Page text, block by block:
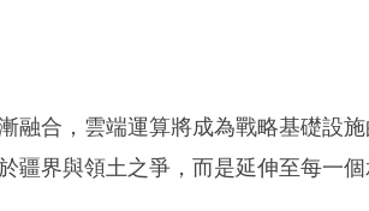
融合，雲端運算將成為戰略基礎設
疆界與領土之爭，而是延伸至每一個